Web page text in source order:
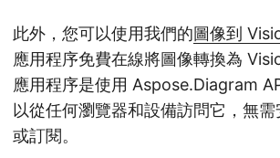
此外，您可以使用我們的圖像到
應用程序免費在線將圖像轉換為
應用程序是使用 Aspose.Diagram
以從任何瀏覽器和設備訪問它，無
或訂閱。